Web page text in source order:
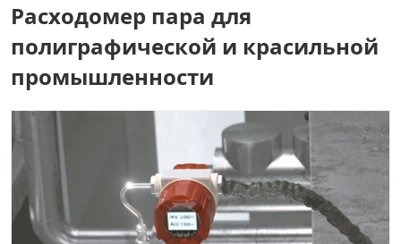
Расходомер пара для
полиграфической и красильной
промышленности